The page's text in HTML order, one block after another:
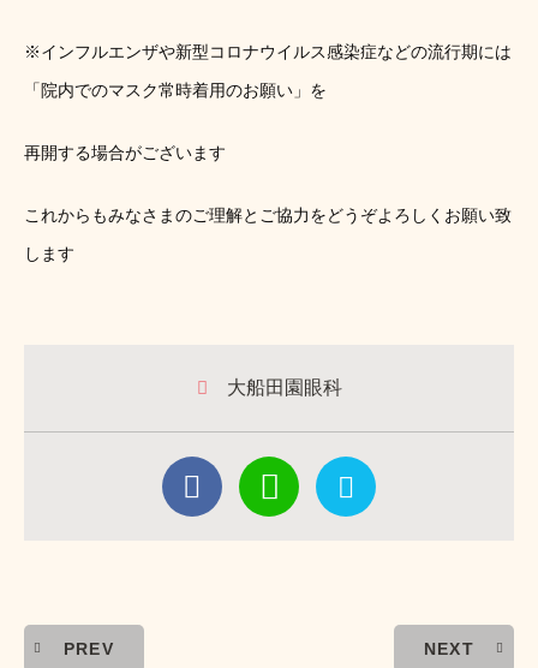
※インフルエンザや新型コロナウイルス感染症などの流行期には
「院内でのマスク常時着用のお願い」を
再開する場合がございます
これからもみなさまのご理解とご協力をどうぞよろしくお願い致
します
大船田園眼科
PREV NEXT